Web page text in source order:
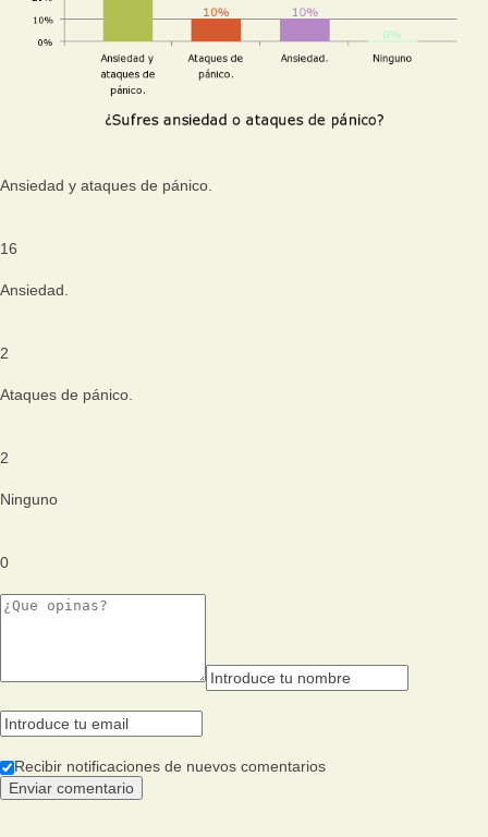
Ansiedad y ataques de pánico.
16
Ansiedad.
2
Ataques de pánico.
2
Ninguno
0
Recibir notificaciones de nuevos comentarios